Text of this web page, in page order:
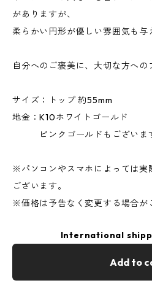
がありますが、
柔らかい円形が優しい雰囲気も与
自分へのご褒美に、大切な方への
サイズ：トップ 約55mm
地金：K10ホワイトゴールド
ピンクゴールドもございま
※パソコンやスマホによっては実
ございます。
※価格は予告なく変更する場合が
International
Add to